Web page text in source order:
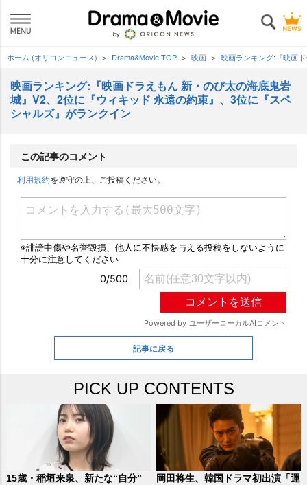
ホーム (オリコンニュース) Drama&Movie TOP 映画 映画ランキング:『映画
映画ランキング:『映画ドラえもん 新・のび太の海底鬼
城』V2、2位に『ウィキッド 永遠の約束』、3位に『スペ
シャルズ』がランクイン
この記事のコメント
利用規約を遵守の上、ご投稿ください。
記事に戻る
PICK UP CONTENTS
15歳・稲垣来泉、新たな“自分”
岡田将生、韓国ドラマ初出演「運